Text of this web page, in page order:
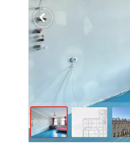
Previous